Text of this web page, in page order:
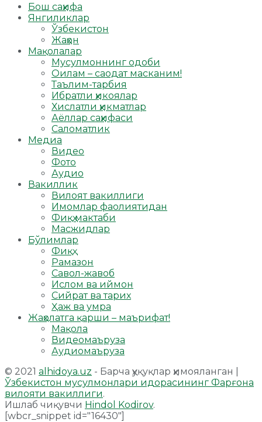
Бош саҳифа
Янгиликлар
Ўзбекистон
Жаҳон
Мақолалар
Мусулмоннинг одоби
Оилам – саодат масканим!
Таълим-тарбия
Ибратли ҳикоялар
Хислатли ҳикматлар
Аёллар саҳифаси
Саломатлик
Медиа
Видео
Фото
Аудио
Вакиллик
Вилоят вакиллиги
Имомлар фаолиятидан
Фиқҳ мактаби
Масжидлар
Бўлимлар
Фиқҳ
Рамазон
Савол-жавоб
Ислом ва иймон
Сийрат ва тарих
Ҳаж ва умра
Жаҳолатга қарши – маърифат!
Мақола
Видеомаъруза
Аудиомаъруза
© 2021 alhidoya.uz - Барча ҳуқуқлар ҳимояланган |
Ўзбекистон мусулмонлари идорасининг Фарғона
вилояти вакиллиги.
Ишлаб чиқувчи Hindol Kodirov.
[wbcr_snippet id="16430"]